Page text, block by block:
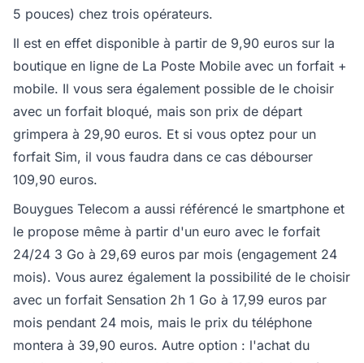
5 pouces) chez trois opérateurs.
Il est en effet disponible à partir de 9,90 euros sur la
boutique en ligne de La Poste Mobile avec un forfait +
mobile. Il vous sera également possible de le choisir
avec un forfait bloqué, mais son prix de départ
grimpera à 29,90 euros. Et si vous optez pour un
forfait Sim, il vous faudra dans ce cas débourser
109,90 euros.
Bouygues Telecom a aussi référencé le smartphone et
le propose même à partir d'un euro avec le forfait
24/24 3 Go à 29,69 euros par mois (engagement 24
mois). Vous aurez également la possibilité de le choisir
avec un forfait Sensation 2h 1 Go à 17,99 euros par
mois pendant 24 mois, mais le prix du téléphone
montera à 39,90 euros. Autre option : l'achat du